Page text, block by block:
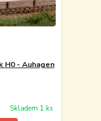
H0 - Auhagen
Skladem 1 ks